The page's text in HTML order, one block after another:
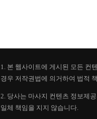
1. 본 웹사이트에 게시된 모든 컨
경우 저작권법에 의거하여 법적
2. 당사는 마사지 컨텐츠 정보제
일체 책임을 지지 않습니다.